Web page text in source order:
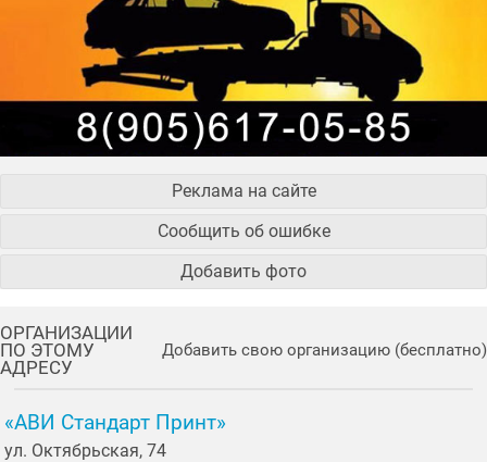
Реклама на сайте
Сообщить об ошибке
Добавить фото
ОРГАНИЗАЦИИ
ПО ЭТОМУ
АДРЕСУ
Добавить свою организацию (бесплатно)
«АВИ Стандарт Принт»
ул. Октябрьская, 74